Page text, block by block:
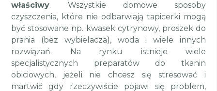
właściwy. Wszystkie domowe sposoby
czyszczenia, które nie odbarwiają tapicerki mogą
być stosowane np. kwasek cytrynowy, proszek do
prania (bez wybielacza), woda i wiele innych
rozwiązań. Na rynku istnieje wiele
specjalistycznych preparatów do tkanin
obiciowych, jeżeli nie chcesz się stresować i
martwić gdy rzeczywiście pojawi się problem,